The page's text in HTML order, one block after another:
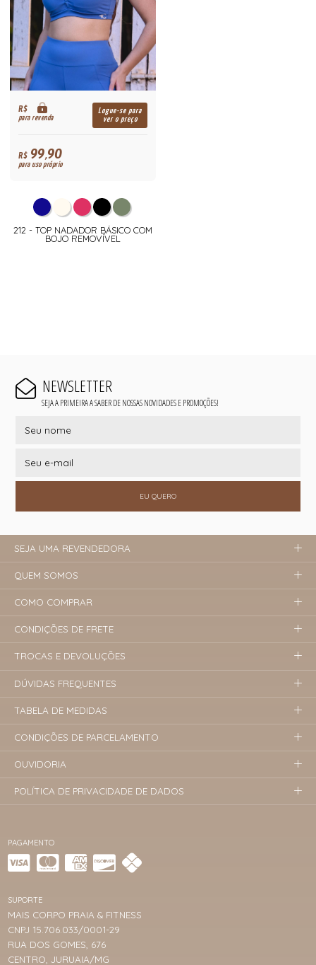
R$
para revenda
Logue-se para
ver o preço
R$99,90
para uso próprio
212 - TOP NADADOR BÁSICO COM
BOJO REMOVÍVEL
NEWSLETTER
SEJA A PRIMEIRA A SABER DE NOSSAS NOVIDADES E PROMOÇÕES!
EU QUERO
PAGAMENTO
SUPORTE
MAIS CORPO PRAIA & FITNESS
CNPJ 15.706.033/0001-29
RUA DOS GOMES, 676
CENTRO, JURUAIA/MG
SEJA UMA REVENDEDORA
QUEM SOMOS
COMO COMPRAR
CONDIÇÕES DE FRETE
TROCAS E DEVOLUÇÕES
DÚVIDAS FREQUENTES
TABELA DE MEDIDAS
CONDIÇÕES DE PARCELAMENTO
OUVIDORIA
POLÍTICA DE PRIVACIDADE DE DADOS